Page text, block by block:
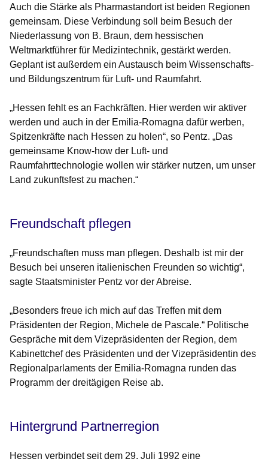
Auch die Stärke als Pharmastandort ist beiden Regionen
gemeinsam. Diese Verbindung soll beim Besuch der
Niederlassung von B. Braun, dem hessischen
Weltmarktführer für Medizintechnik, gestärkt werden.
Geplant ist außerdem ein Austausch beim Wissenschafts-
und Bildungszentrum für Luft- und Raumfahrt.
„Hessen fehlt es an Fachkräften. Hier werden wir aktiver
werden und auch in der Emilia-Romagna dafür werben,
Spitzenkräfte nach Hessen zu holen“, so Pentz. „Das
gemeinsame Know-how der Luft- und
Raumfahrttechnologie wollen wir stärker nutzen, um unser
Land zukunftsfest zu machen.“
Freundschaft pflegen
„Freundschaften muss man pflegen. Deshalb ist mir der
Besuch bei unseren italienischen Freunden so wichtig“,
sagte Staatsminister Pentz vor der Abreise.
„Besonders freue ich mich auf das Treffen mit dem
Präsidenten der Region, Michele de Pascale.“ Politische
Gespräche mit dem Vizepräsidenten der Region, dem
Kabinettchef des Präsidenten und der Vizepräsidentin des
Regionalparlaments der Emilia-Romagna runden das
Programm der dreitägigen Reise ab.
Hintergrund Partnerregion
Hessen verbindet seit dem 29. Juli 1992 eine